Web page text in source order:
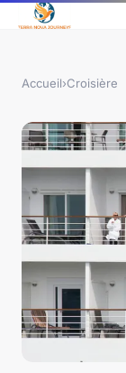
Accueil›Croisière